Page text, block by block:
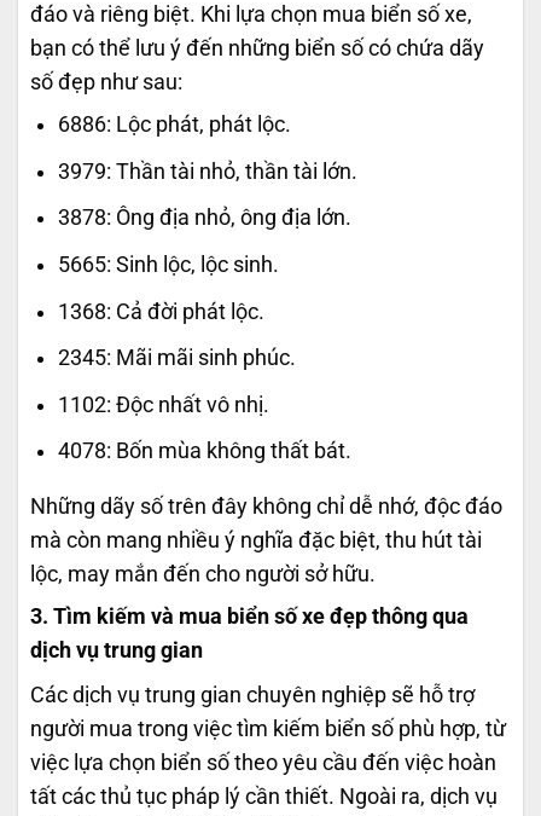
đáo và riêng biệt. Khi lựa chọn mua biển số xe,
bạn có thể lưu ý đến những biển số có chứa dãy
số đẹp như sau:
6886: Lộc phát, phát lộc.
3979: Thần tài nhỏ, thần tài lớn.
3878: Ông địa nhỏ, ông địa lớn.
5665: Sinh lộc, lộc sinh.
1368: Cả đời phát lộc.
2345: Mãi mãi sinh phúc.
1102: Độc nhất vô nhị.
4078: Bốn mùa không thất bát.
Những dãy số trên đây không chỉ dễ nhớ, độc đáo
mà còn mang nhiều ý nghĩa đặc biệt, thu hút tài
lộc, may mắn đến cho người sở hữu.
3. Tìm kiếm và mua biển số xe đẹp thông qua
dịch vụ trung gian
Các dịch vụ trung gian chuyên nghiệp sẽ hỗ trợ
người mua trong việc tìm kiếm biển số phù hợp, từ
việc lựa chọn biển số theo yêu cầu đến việc hoàn
tất các thủ tục pháp lý cần thiết. Ngoài ra, dịch vụ